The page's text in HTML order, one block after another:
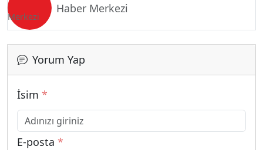
Haber Merkezi
Yorum Yap
İsim *
E-posta *